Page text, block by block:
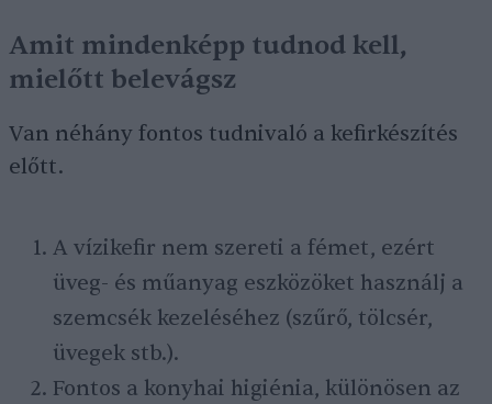
Amit mindenképp tudnod kell,
mielőtt belevágsz
Van néhány fontos tudnivaló a kefirkészítés
előtt.
A vízikefir nem szereti a fémet, ezért
üveg- és műanyag eszközöket használj a
szemcsék kezeléséhez (szűrő, tölcsér,
üvegek stb.).
Fontos a konyhai higiénia, különösen az